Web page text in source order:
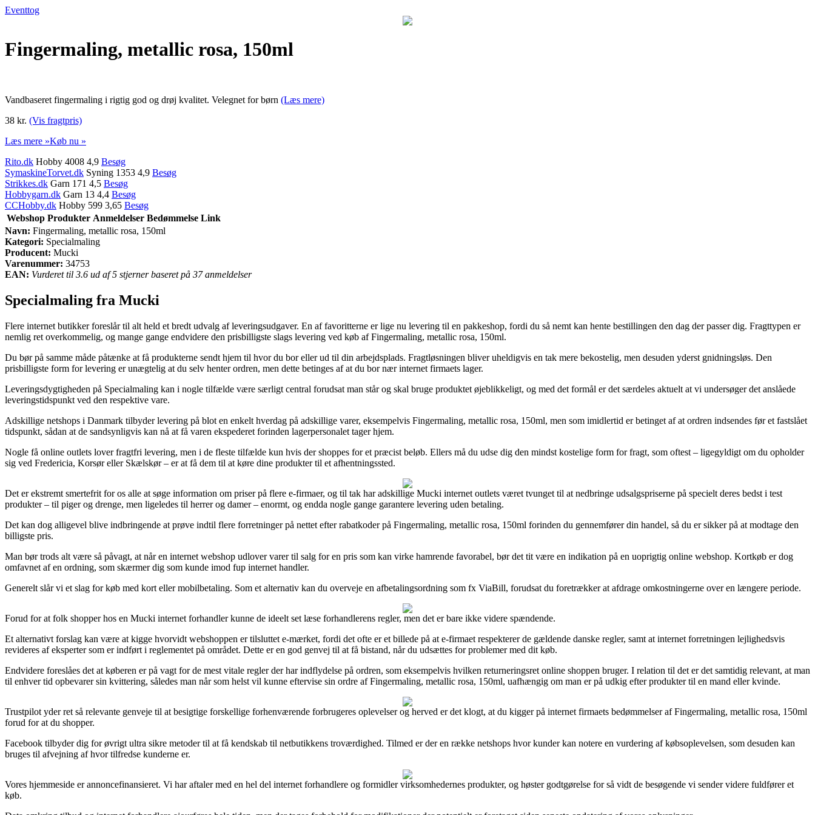
Eventtog
Fingermaling, metallic rosa, 150ml
Vandbaseret fingermaling i rigtig god og drøj kvalitet. Velegnet for børn (Læs mere)
38 kr. (Vis fragtpris)
Læs mere »Køb nu »
Rito.dk Hobby 4008 4,9 Besøg
SymaskineTorvet.dk Syning 1353 4,9 Besøg
Strikkes.dk Garn 171 4,5 Besøg
Hobbygarn.dk Garn 13 4,4 Besøg
CCHobby.dk Hobby 599 3,65 Besøg
Webshop Produkter Anmeldelser Bedømmelse Link
Navn: Fingermaling, metallic rosa, 150ml
Kategori: Specialmaling
Producent: Mucki
Varenummer: 34753
EAN: Vurderet til 3.6 ud af 5 stjerner baseret på 37 anmeldelser
Specialmaling fra Mucki
Flere internet butikker foreslår til alt held et bredt udvalg af leveringsudgaver. En af favoritterne er lige nu levering til en pakkeshop, fordi du så nemt kan hente bestillingen den dag der passer dig. Fragttypen er
nemlig ret overkommelig, og mange gange endvidere den prisbilligste slags levering ved køb af Fingermaling, metallic rosa, 150ml.
Du bør på samme måde påtænke at få produkterne sendt hjem til hvor du bor eller ud til din arbejdsplads. Fragtløsningen bliver uheldigvis en tak mere bekostelig, men desuden yderst gnidningsløs. Den
prisbilligste form for levering er unægtelig at du selv henter ordren, men dette betinges af at du bor nær internet firmaets lager.
Leveringsdygtigheden på Specialmaling kan i nogle tilfælde være særligt central forudsat man står og skal bruge produktet øjeblikkeligt, og med det formål er det særdeles aktuelt at vi undersøger det anslåede
leveringstidspunkt ved den respektive vare.
Adskillige netshops i Danmark tilbyder levering på blot en enkelt hverdag på adskillige varer, eksempelvis Fingermaling, metallic rosa, 150ml, men som imidlertid er betinget af at ordren indsendes før et fastslået
tidspunkt, sådan at de sandsynligvis kan nå at få varen ekspederet forinden lagerpersonalet tager hjem.
Nogle få online outlets lover fragtfri levering, men i de fleste tilfælde kun hvis der shoppes for et præcist beløb. Ellers må du udse dig den mindst kostelige form for fragt, som oftest – ligegyldigt om du opholder
sig ved Fredericia, Korsør eller Skælskør – er at få dem til at køre dine produkter til et afhentningssted.
Det er ekstremt smertefrit for os alle at søge information om priser på flere e-firmaer, og til tak har adskillige Mucki internet outlets været tvunget til at nedbringe udsalgspriserne på specielt deres bedst i test
produkter – til piger og drenge, men ligeledes til herrer og damer – enormt, og endda nogle gange garantere levering uden betaling.
Det kan dog alligevel blive indbringende at prøve indtil flere forretninger på nettet efter rabatkoder på Fingermaling, metallic rosa, 150ml forinden du gennemfører din handel, så du er sikker på at modtage den
billigste pris.
Man bør trods alt være så påvagt, at når en internet webshop udlover varer til salg for en pris som kan virke hamrende favorabel, bør det tit være en indikation på en uoprigtig online webshop. Kortkøb er dog
omfavnet af en ordning, som skærmer dig som kunde imod fup internet handler.
Generelt slår vi et slag for køb med kort eller mobilbetaling. Som et alternativ kan du overveje en afbetalingsordning som fx ViaBill, forudsat du foretrækker at afdrage omkostningerne over en længere periode.
Forud for at folk shopper hos en Mucki internet forhandler kunne de ideelt set læse forhandlerens regler, men det er bare ikke videre spændende.
Et alternativt forslag kan være at kigge hvorvidt webshoppen er tilsluttet e-mærket, fordi det ofte er et billede på at e-firmaet respekterer de gældende danske regler, samt at internet forretningen lejlighedsvis
revideres af eksperter som er indført i reglementet på området. Dette er en god genvej til at få bistand, når du udsættes for problemer med dit køb.
Endvidere foreslåes det at køberen er på vagt for de mest vitale regler der har indflydelse på ordren, som eksempelvis hvilken returneringsret online shoppen bruger. I relation til det er det samtidig relevant, at man
til enhver tid opbevarer sin kvittering, således man når som helst vil kunne eftervise sin ordre af Fingermaling, metallic rosa, 150ml, uafhængig om man er på udkig efter produkter til en mand eller kvinde.
Trustpilot yder ret så relevante genveje til at besigtige forskellige forhenværende forbrugeres oplevelser og herved er det klogt, at du kigger på internet firmaets bedømmelser af Fingermaling, metallic rosa, 150ml
forud for at du shopper.
Facebook tilbyder dig for øvrigt ultra sikre metoder til at få kendskab til netbutikkens troværdighed. Tilmed er der en række netshops hvor kunder kan notere en vurdering af købsoplevelsen, som desuden kan
bruges til afvejning af hvor tilfredse kunderne er.
Vores hjemmeside er annoncefinansieret. Vi har aftaler med en hel del internet forhandlere og formidler virksomhedernes produkter, og høster godtgørelse for så vidt de besøgende vi sender videre fuldfører et
køb.